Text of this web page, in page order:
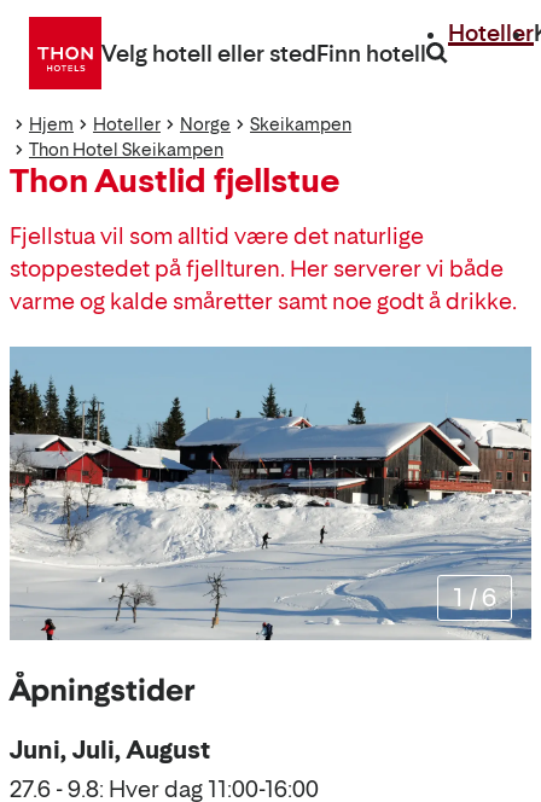
Gå
direkte
Velg hotell eller stedFinn hotell
Hoteller
Hjem Hoteller Norge
Skeikampen
Thon Hotel Skeikampen
Thon Austlid fjellstue
Fjellstua vil som alltid være det naturlige
stoppestedet på fjellturen. Her serverer vi både
varme og kalde småretter samt noe godt å drikke.
1 /6
Åpningstider
Juni, Juli, August
27.6 - 9.8: Hver dag 11:00-16:00